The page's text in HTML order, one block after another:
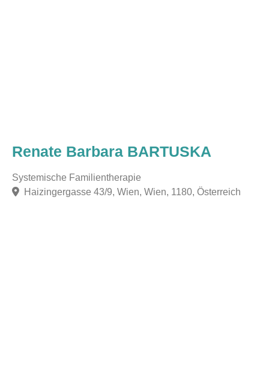
Renate Barbara BARTUSKA
Systemische Familientherapie
Haizingergasse 43/9, Wien, Wien, 1180, Österreich